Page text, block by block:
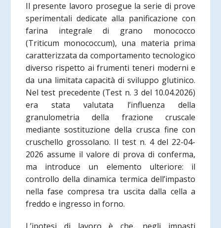
Il presente lavoro prosegue la serie di prove
sperimentali dedicate alla panificazione con
farina integrale di grano monococco
(Triticum monococcum), una materia prima
caratterizzata da comportamento tecnologico
diverso rispetto ai frumenti teneri moderni e
da una limitata capacità di sviluppo glutinico.
Nel test precedente (Test n. 3 del 10.04.2026)
era stata valutata l’influenza della
granulometria della frazione cruscale
mediante sostituzione della crusca fine con
cruschello grossolano. Il test n. 4 del 22-04-
2026 assume il valore di prova di conferma,
ma introduce un elemento ulteriore: il
controllo della dinamica termica dell’impasto
nella fase compresa tra uscita dalla cella a
freddo e ingresso in forno.